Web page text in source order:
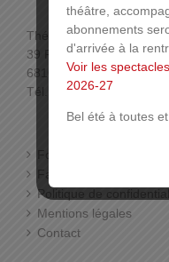
Théâtre de la Sinne
39 Rue de la Sinne
68100 Mulhouse
Tél. : 03 89 33 78 01
Politique de
Mentions légales
Contact
théâtre,
abonnements
d'arrivée à la
Voir les
2026-27
Bel été à toutes